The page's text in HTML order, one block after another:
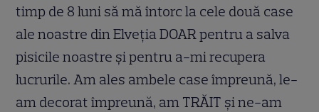
timp de 8 luni să mă întorc la cele două case
ale noastre din Elveția DOAR pentru a salva
pisicile noastre și pentru a-mi recupera
lucrurile. Am ales ambele case împreună, le-
am decorat împreună, am TRĂIT și ne-am